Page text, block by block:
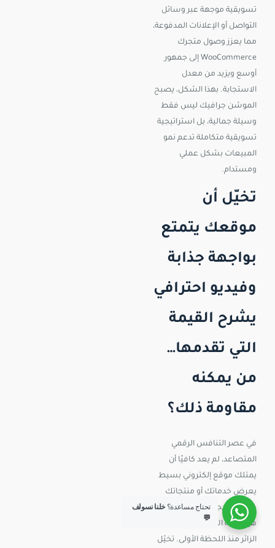
تسويقية موجهة عبر وسائل
التواصل أو الإعلانات المدفوعة،
مما يعزز وصول متجرك
WooCommerce إلى جمهور
أوسع ويزيد من معدل
الاستجابة. بهذا الشكل، يصبح
الموشن جرافيك ليس فقط
وسيلة جمالية، بل استراتيجية
تسويقية متكاملة تدعم نمو
المبيعات بشكل عملي
ومستدام.
تخيّل أن
موقعك يتمتع
بواجهة جذابة
وفيديو احترافي
يشرح القيمة
التي تقدمها…
من يمكنه
مقاومة ذلك؟
في عصر التنافس الرقمي
المتصاعد، لم يعد كافيًا أن
يمتلك موقع إلكتروني بسيط
يعرض خدماتك أو منتجاتك
فقط، بل يجب أن يكون الموقع
هو البوابة الأمثل التي تجذب
الزائر منذ اللحظة الأولى. تخيّل
تحتاج مساعدة؟ خلنا نسولف
💬